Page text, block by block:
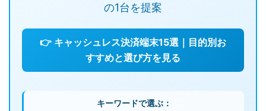
の1台を提案
👉 キャッシュレス決済端末15選｜目的別お
すすめと選び方を見る
キーワードで選ぶ：